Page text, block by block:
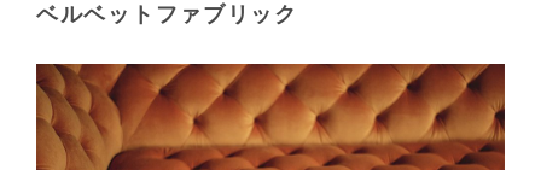
ベルベットファブリック